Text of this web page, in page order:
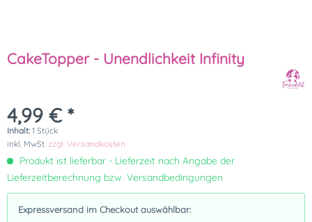
CakeTopper - Unendlichkeit Infinity
4,99 € *
Inhalt: 1 Stück
inkl. MwSt. zzgl. Versandkosten
Produkt ist lieferbar - Lieferzeit nach Angabe der
Lieferzeitberechnung bzw. Versandbedingungen
Expressversand im Checkout auswählbar: